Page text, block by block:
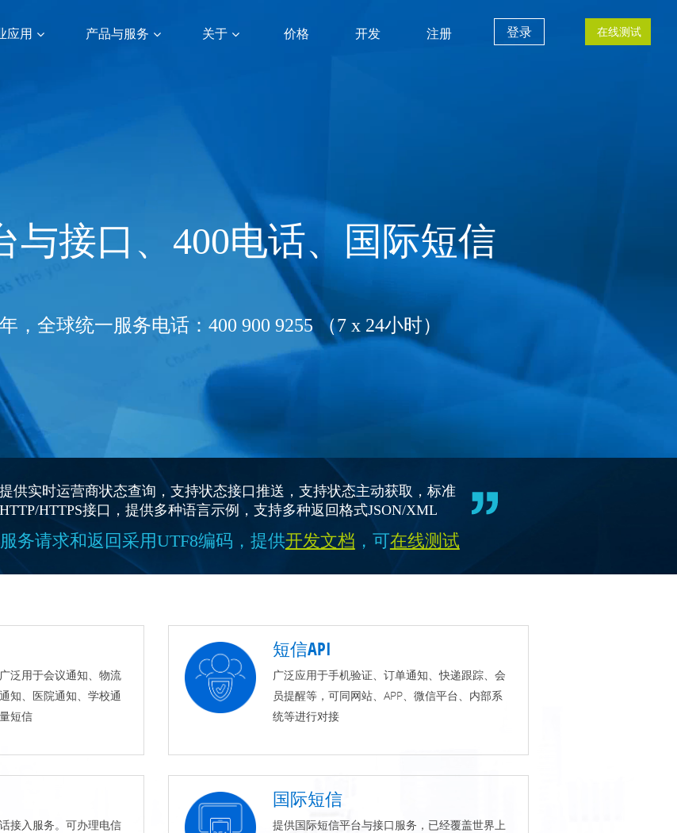
应用 产品与服务 关于 价格 开发 注册 登录 在线测试
与接口、400电话、国际短信
，全球统一服务电话：400 900 9255 （7 x 24小时）
提供实时运营商状态查询，支持状态接口推送，支持状态主动获取，标准
HTTP/HTTPS接口，提供多种语言示例，支持多种返回格式JSON/XML
服务请求和返回采用UTF8编码，提供开发文档 ，可在线测试
泛用于会议通知、物流
知、医院通知、学校通
短信
短信API
广泛应用于手机验证、订单通知、快递跟踪、会
员提醒等，可同网站、APP、微信平台、内部系
统等进行对接
接入服务。可办理电信
国际短信
提供国际短信平台与接口服务，已经覆盖世界上